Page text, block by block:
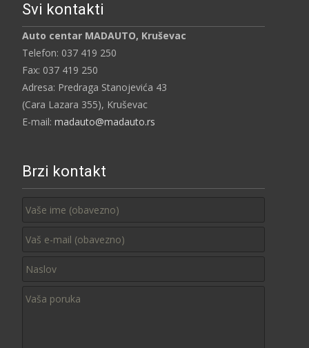
Svi kontakti
Auto centar MADAUTO, Kruševac
Telefon: 037 419 250
Fax: 037 419 250
Adresa: Predraga Stanojevića 43
(Cara Lazara 355), Kruševac
E-mail: madauto@madauto.rs
Brzi kontakt